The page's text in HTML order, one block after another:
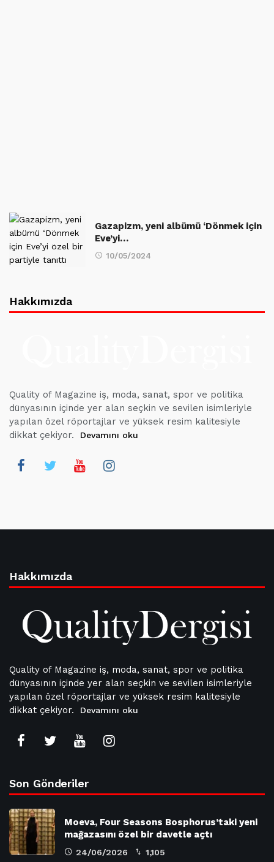
Gazapizm, yeni albümü ‘Dönmek için
Eve’yi…
10/05/2024
Hakkımızda
Quality of Magazine iş, moda, sanat, spor ve politika
dünyasının içinde yer alan seçkin ve sevilen isimleriyle
yapılan özel röportajlar ve yüksek resim kalitesiyle
dikkat çekiyor.
Devamını oku
Hakkımızda
Quality of Magazine iş, moda, sanat, spor ve politika
dünyasının içinde yer alan seçkin ve sevilen isimleriyle
yapılan özel röportajlar ve yüksek resim kalitesiyle
dikkat çekiyor.
Devamını oku
Son Gönderiler
Moeva, Four Seasons Bosphorus’taki yeni
mağazasını özel bir davetle açtı
24/06/2026 1,105